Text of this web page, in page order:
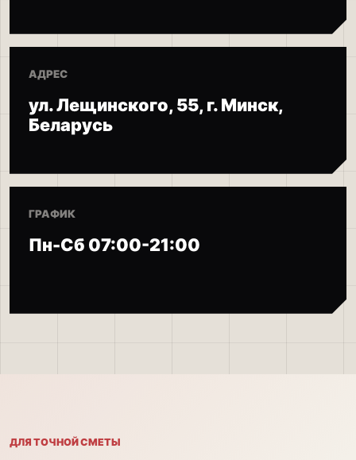
АДРЕС
ул. Лещинского, 55, г. Минск,
Беларусь
ГРАФИК
Пн-Сб 07:00-21:00
ДЛЯ ТОЧНОЙ СМЕТЫ